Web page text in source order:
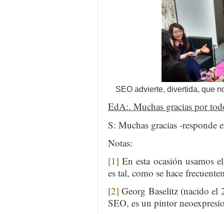
SEO advierte, divertida, que
EdA:. Muchas gracias por
S: Muchas gracias -responde
Notas:
[1] En esta ocasión usamos
es tal, como se hace
[2] Georg Baselitz (nacido el
SEO, es un pintor